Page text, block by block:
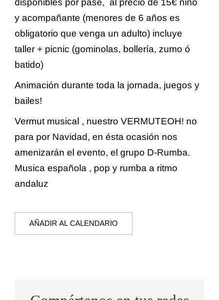
disponibles por pase, al precio de 15€ niño
y acompañante (menores de 6 años es
obligatorio que venga un adulto) incluye
taller + picnic (gominolas, bollería, zumo ó
batido)
Animación durante toda la jornada, juegos y
bailes!
Vermut musical , nuestro VERMUTEOH! no
para por Navidad, en ésta ocasión nos
amenizarán el evento, el grupo D-Rumba.
Musica española , pop y rumba a ritmo
andaluz
AÑADIR AL CALENDARIO